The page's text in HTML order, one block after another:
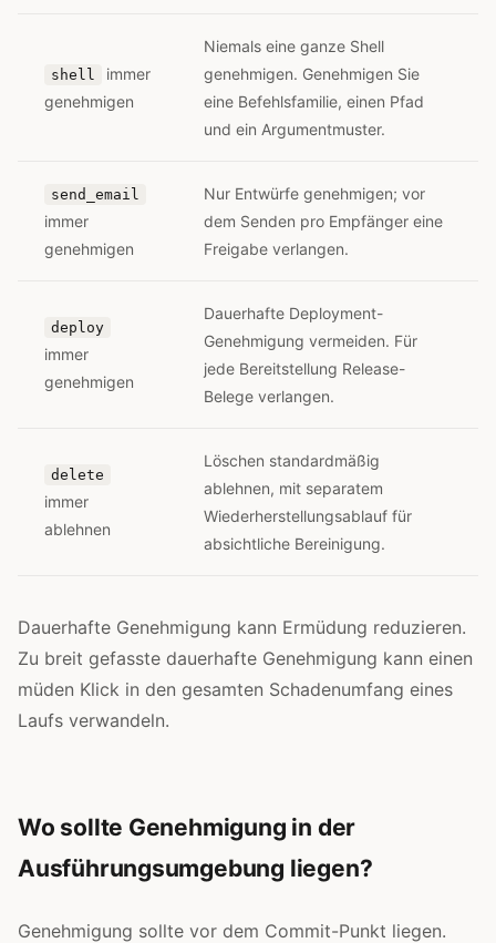
shell
immer
genehmigen
Niemals eine ganze Shell
genehmigen. Genehmigen Sie
eine Befehlsfamilie, einen Pfad
und ein Argumentmuster.
send_email
immer
genehmigen
Nur Entwürfe genehmigen; vor
dem Senden pro Empfänger eine
Freigabe verlangen.
deploy
immer
genehmigen
Dauerhafte Deployment-
Genehmigung vermeiden. Für
jede Bereitstellung Release-
Belege verlangen.
delete
immer
ablehnen
Löschen standardmäßig
ablehnen, mit separatem
Wiederherstellungsablauf für
absichtliche Bereinigung.
Dauerhafte Genehmigung kann Ermüdung reduzieren.
Zu breit gefasste dauerhafte Genehmigung kann einen
müden Klick in den gesamten Schadenumfang eines
Laufs verwandeln.
Wo sollte Genehmigung in der
Ausführungsumgebung liegen?
Genehmigung sollte vor dem Commit-Punkt liegen.